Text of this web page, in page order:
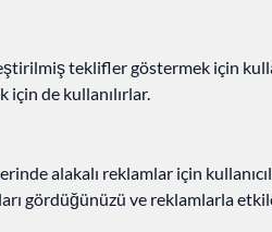
Ev acil
durumda
edebilirsiniz.
teklifler göstermek için
için de kullanılırlar.
alakalı reklamlar için
gördüğünüzü ve reklamlarla